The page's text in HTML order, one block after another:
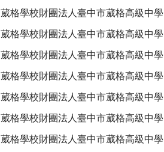
葳格學校財團法人臺中市葳格高級中學
葳格學校財團法人臺中市葳格高級中學
葳格學校財團法人臺中市葳格高級中學
葳格學校財團法人臺中市葳格高級中學
葳格學校財團法人臺中市葳格高級中學
葳格學校財團法人臺中市葳格高級中學
葳格學校財團法人臺中市葳格高級中學